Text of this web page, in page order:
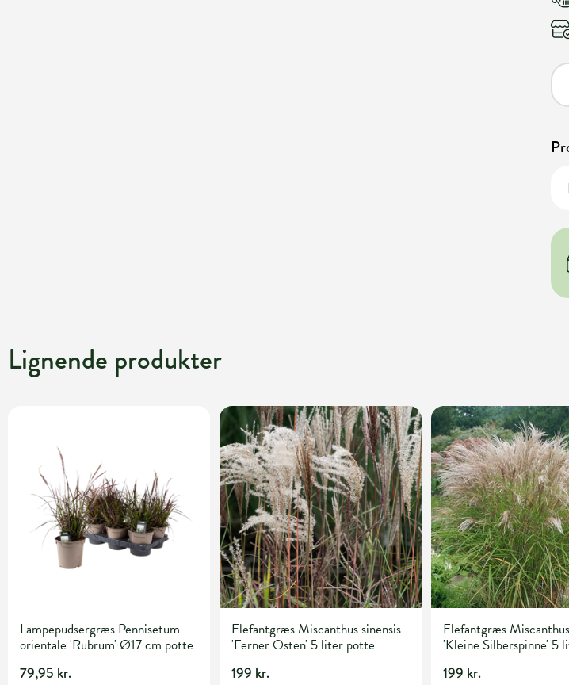
Lignende produkter
Lampepudsergræs Pennisetum
orientale 'Rubrum' Ø17 cm potte
79,95 kr.
Elefantgræs Miscanthus sinensis
'Ferner Osten' 5 liter potte
199 kr.
Elefantgræs
'Kleine Silberspinne' 5
199 kr.